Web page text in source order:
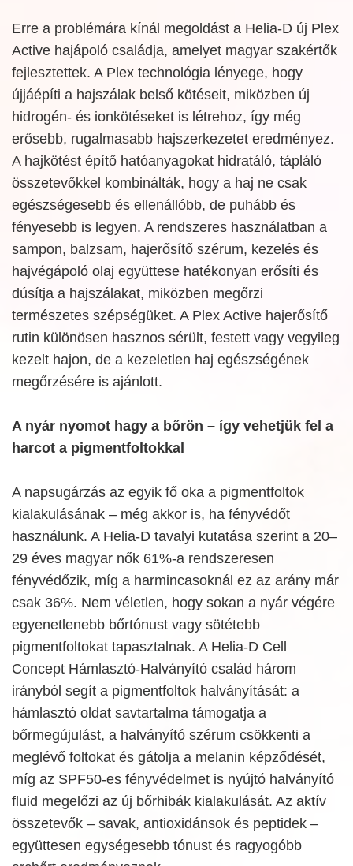
Erre a problémára kínál megoldást a Helia-D új Plex
Active hajápoló családja, amelyet magyar szakértők
fejlesztettek. A Plex technológia lényege, hogy
újjáépíti a hajszálak belső kötéseit, miközben új
hidrogén- és ionkötéseket is létrehoz, így még
erősebb, rugalmasabb hajszerkezetet eredményez.
A hajkötést építő hatóanyagokat hidratáló, tápláló
összetevőkkel kombinálták, hogy a haj ne csak
egészségesebb és ellenállóbb, de puhább és
fényesebb is legyen. A rendszeres használatban a
sampon, balzsam, hajerősítő szérum, kezelés és
hajvégápoló olaj együttese hatékonyan erősíti és
dúsítja a hajszálakat, miközben megőrzi
természetes szépségüket. A Plex Active hajerősítő
rutin különösen hasznos sérült, festett vagy vegyileg
kezelt hajon, de a kezeletlen haj egészségének
megőrzésére is ajánlott.
A nyár nyomot hagy a bőrön – így vehetjük fel a
harcot a pigmentfoltokkal
A napsugárzás az egyik fő oka a pigmentfoltok
kialakulásának – még akkor is, ha fényvédőt
használunk. A Helia-D tavalyi kutatása szerint a 20–
29 éves magyar nők 61%-a rendszeresen
fényvédőzik, míg a harmincasoknál ez az arány már
csak 36%. Nem véletlen, hogy sokan a nyár végére
egyenetlenebb bőrtónust vagy sötétebb
pigmentfoltokat tapasztalnak. A Helia-D Cell
Concept Hámlasztó-Halványító család három
irányból segít a pigmentfoltok halványítását: a
hámlasztó oldat savtartalma támogatja a
bőrmegújulást, a halványító szérum csökkenti a
meglévő foltokat és gátolja a melanin képződését,
míg az SPF50-es fényvédelmet is nyújtó halványító
fluid megelőzi az új bőrhibák kialakulását. Az aktív
összetevők – savak, antioxidánsok és peptidek –
együttesen egységesebb tónust és ragyogóbb